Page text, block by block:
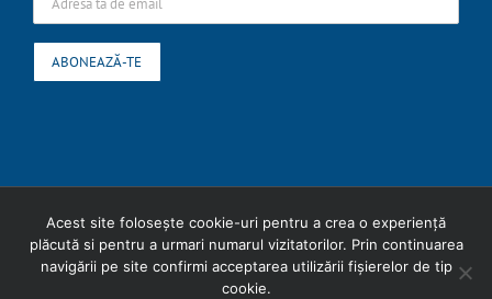
Copyright2026 Expert Contabil Ungureanu Liliana |Termeni si conditii|
Politica cookies
Acest site folosește cookie-uri pentru a crea o experiență
plăcută si pentru a urmari numarul vizitatorilor. Prin continuarea
navigării pe site confirmi acceptarea utilizării fişierelor de tip
cookie.